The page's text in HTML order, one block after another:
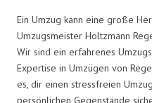
Ein Umzug kann eine große
Umzugsmeister Holtzmann
Wir sind ein erfahrenes
Expertise in Umzügen von
es, dir einen stressfreien
persönlichen Gegenstände